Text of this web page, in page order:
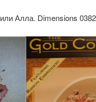
или Алла. Dimensions